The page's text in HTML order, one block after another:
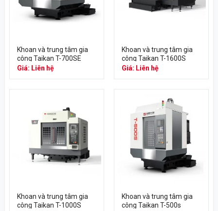
Khoan và trung tâm gia
công Taikan T-700SE
Giá: Liên hệ
Khoan và trung tâm gia
công Taikan T-1600S
Giá: Liên hệ
Khoan và trung tâm gia
công Taikan T-1000S
Khoan và trung tâm gia
công Taikan T-500s